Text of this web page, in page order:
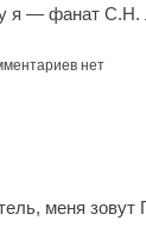
— фанат С.Н.
нет
меня